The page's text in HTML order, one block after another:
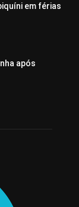
em férias
após